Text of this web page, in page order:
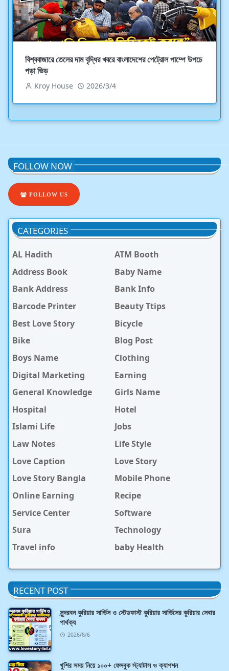
বিশ্ববাজারে তেলের দাম বৃদ্ধির খবরে বাংলাদেশের পেট্রোল পাম্পে উপচে
পড়া ভিড়
Kroy House 2026/3/4
FOLLOW NOW
FOLLOW US
CATEGORIES
AL Hadith
ATM Booth
Address Book
Baby Name
Bank Address
Bank Info
Barcode Printer
Beauty Ttips
Best Love Story
Bicycle
Bike
Blog Post
Boys Name
Clothing
Digital Marketing
Earning
General Knowledge
Girls Name
Hospital
Hotel
Islami Life
Jobs
Law Notes
Life Style
Love Caption
Love Story
Love Story Bangla
Mobile Phone
Online Earning
Recipe
Service Center
Software
Sura
Technology
Travel info
baby Health
RECENT POST
সুন্দরবন কুরিয়ার সার্ভিস ও স্টেডফাস্ট কুরিয়ার সার্ভিসের কুরিয়ার সেবার
পার্থক্য
2026/8/6
খুশির সময় নিয়ে ১০০+ ফেসবুক স্ট্যাটাস ও ক্যাপশন